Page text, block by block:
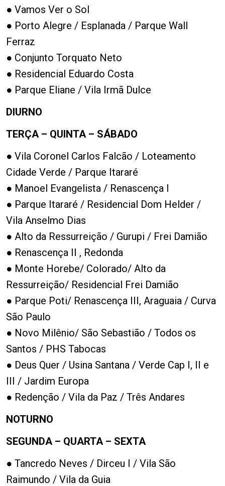
● Vamos Ver o Sol
● Porto Alegre / Esplanada / Parque Wall
Ferraz
● Conjunto Torquato Neto
● Residencial Eduardo Costa
● Parque Eliane / Vila Irmã Dulce
DIURNO
TERÇA – QUINTA – SÁBADO
● Vila Coronel Carlos Falcão / Loteamento
Cidade Verde / Parque Itararé
● Manoel Evangelista / Renascença I
● Parque Itararé / Residencial Dom Helder /
Vila Anselmo Dias
● Alto da Ressurreição / Gurupi / Frei Damião
● Renascença II , Redonda
● Monte Horebe/ Colorado/ Alto da
Ressurreição/ Residencial Frei Damião
● Parque Poti/ Renascença III, Araguaia / Curva
São Paulo
● Novo Milênio/ São Sebastião / Todos os
Santos / PHS Tabocas
● Deus Quer / Usina Santana / Verde Cap I, II e
III / Jardim Europa
● Redenção / Vila da Paz / Três Andares
NOTURNO
SEGUNDA – QUARTA – SEXTA
● Tancredo Neves / Dirceu I / Vila São
Raimundo / Vila da Guia